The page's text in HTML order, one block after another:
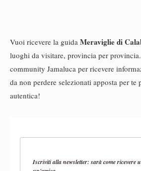
Vuoi ricevere la guida Meraviglie di
luoghi da visitare, provincia per
community Jamaluca per ricevere
da non perdere selezionati apposta per te
autentica!